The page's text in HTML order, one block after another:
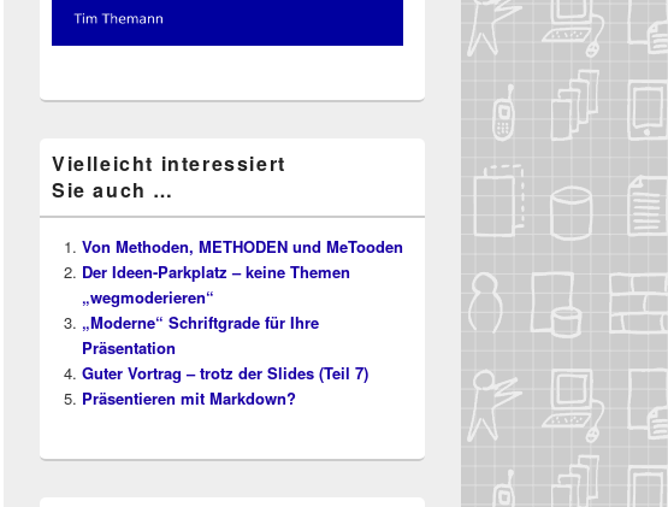
Vielleicht interessiert
Sie auch …
Von Methoden, METHODEN und MeTooden
Der Ideen-Parkplatz – keine Themen
„wegmoderieren“
„Moderne“ Schriftgrade für Ihre
Präsentation
Guter Vortrag – trotz der Slides (Teil 7)
Präsentieren mit Markdown?